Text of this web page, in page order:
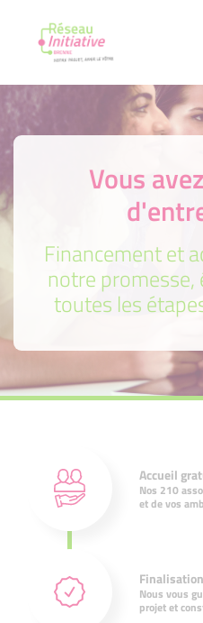
Vous
Financement et
notre promesse,
toutes les
Accueil
Nos 210
et de vos
Nous vous
projet et